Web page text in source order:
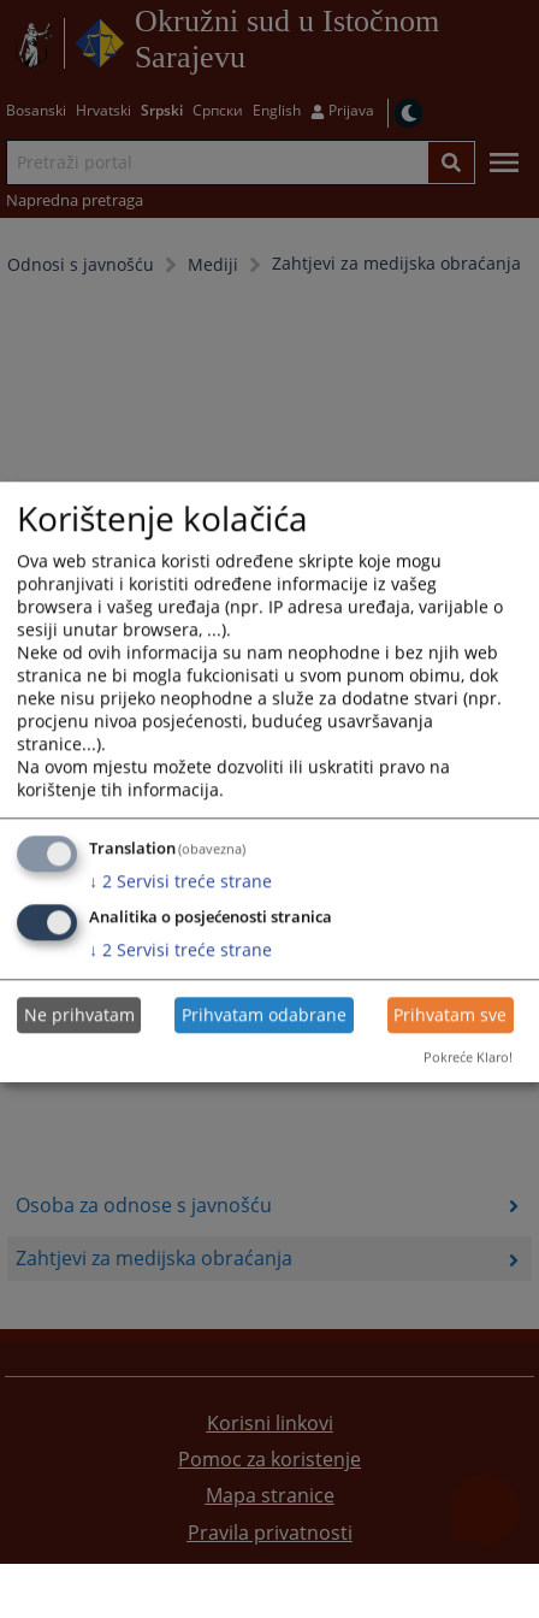
Okružni sud u Istočnom
Sarajevu
Bosanski Hrvatski Srpski Српски English Prijava
Napredna pretraga
Odnosi s javnošću Mediji Zahtjevi za medijska obraćanja
Osoba za odnose s javnošću
Zahtjevi za medijska obraćanja
Trenutno nema vijesti
Korisni linkovi
Pomoc za koristenje
Mapa stranice
Pravila privatnosti
Korištenje kolačića
Ova web stranica koristi određene skripte koje mogu
pohranjivati i koristiti određene informacije iz vašeg
browsera i vašeg uređaja (npr. IP adresa uređaja, varijable o
sesiji unutar browsera, ...).
Neke od ovih informacija su nam neophodne i bez njih web
stranica ne bi mogla fukcionisati u svom punom obimu, dok
neke nisu prijeko neophodne a služe za dodatne stvari (npr.
procjenu nivoa posjećenosti, budućeg usavršavanja
stranice...).
Na ovom mjestu možete dozvoliti ili uskratiti pravo na
korištenje tih informacija.
Translation(obavezna)
↓ 2 Servisi treće strane
Analitika o posjećenosti stranica
↓ 2 Servisi treće strane
Ne prihvatam Prihvatam odabrane Prihvatam sve
Pokreće Klaro!